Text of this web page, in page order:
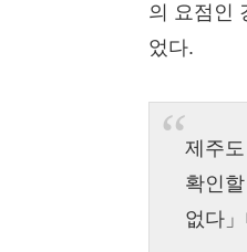
의 요점인
었다.
제주
확인
없다